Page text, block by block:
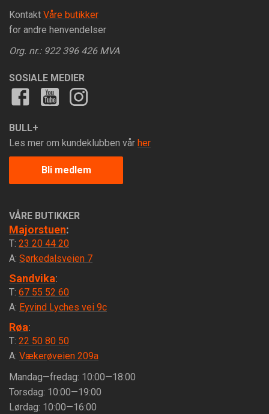
Kontakt Våre butikker
for andre henvendelser
Org. nr.: 922 396 426 MVA
SOSIALE MEDIER
BULL+
Les mer om kundeklubben vår her
Bli medlem
VÅRE BUTIKKER
Majorstuen:
T: 23 20 44 20
A: Sørkedalsveien 7
Sandvika:
T: 67 55 52 60
A: Eyvind Lyches vei 9c
Røa:
T: 22 50 80 50
A: Vækerøveien 209a
Mandag—fredag: 10:00—18:00
Torsdag: 10:00—19:00
Lørdag: 10:00—16:00